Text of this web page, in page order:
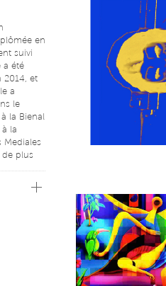
en
suivi
a été
2014, et
a
le
la Bienal
la
Mediales
de plus
au